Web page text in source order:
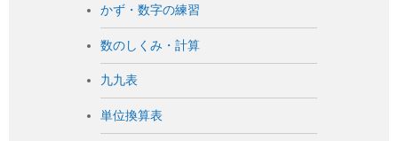
かず・数字の練習
数のしくみ・計算
九九表
単位換算表